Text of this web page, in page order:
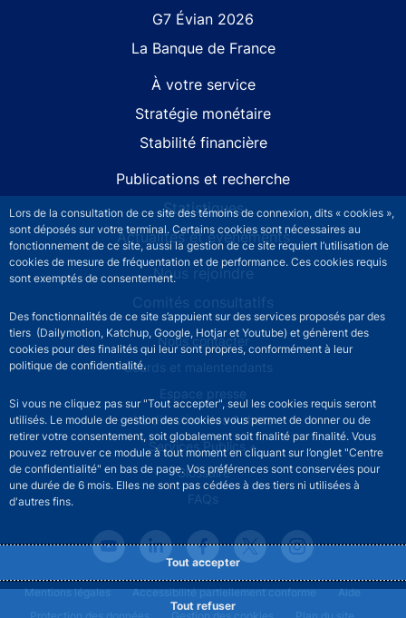
Lors de la consultation de ce site des témoins de connexion, dits « cookies »,
sont déposés sur votre terminal. Certains cookies sont nécessaires au
fonctionnement de ce site, aussi la gestion de ce site requiert l’utilisation de
cookies de mesure de fréquentation et de performance. Ces cookies requis
sont exemptés de consentement.
Des fonctionnalités de ce site s’appuient sur des services proposés par des
tiers (Dailymotion, Katchup, Google, Hotjar et Youtube) et génèrent des
cookies pour des finalités qui leur sont propres, conformément à leur
politique de confidentialité.
Si vous ne cliquez pas sur "Tout accepter", seul les cookies requis seront
utilisés. Le module de gestion des cookies vous permet de donner ou de
retirer votre consentement, soit globalement soit finalité par finalité. Vous
pouvez retrouver ce module à tout moment en cliquant sur l’onglet "Centre
de confidentialité" en bas de page. Vos préférences sont conservées pour
une durée de 6 mois. Elles ne sont pas cédées à des tiers ni utilisées à
d'autres fins.
Tout accepter
Tout refuser
G7 Évian 2026
La Banque de France
À votre service
Stratégie monétaire
Stabilité financière
Publications et recherche
Statistiques
Actualités et événements
Nous rejoindre
Comités consultatifs
Footer secondary menuNous contacter
Sourds et malentendants
Espace presse
La direction des Achats
Services Publics +
Glossaire
FAQs
Footer legal notice menu
Mentions légales Accessibilité partiellement conforme
Aide